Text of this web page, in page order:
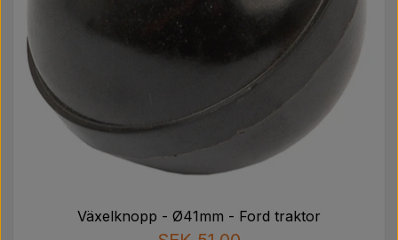
Växelknopp - Ø41mm - Ford traktor